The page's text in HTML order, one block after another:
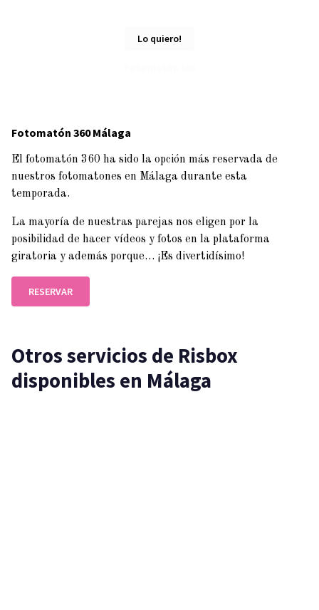
Lo quiero!
Fotomatón 360 Málaga
El fotomatón 360 ha sido la opción más reservada de
nuestros fotomatones en Málaga durante esta
temporada.
La mayoría de nuestras parejas nos eligen por la
posibilidad de hacer vídeos y fotos en la plataforma
giratoria y además porque… ¡Es divertidísimo!
RESERVAR
Otros servicios de Risbox
disponibles en Málaga